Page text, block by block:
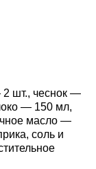
шт., чеснок —
— 150 мл,
масло —
соль и